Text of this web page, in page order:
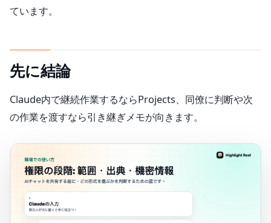
ています。
先に結論
Claude内で継続作業するならProjects、同僚に判断や次
の作業を渡すなら引き継ぎメモが向きます。